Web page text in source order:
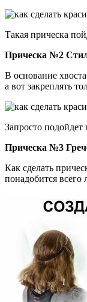
Такая прическа
Прическа №2
В основание
а вот закреплять
Запросто подойдет
Прическа №3
Как сделать
понадобится всего